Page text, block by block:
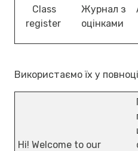
Class
register
Журнал з
оцінками
Використаємо їх у
Hi! Welcome to our